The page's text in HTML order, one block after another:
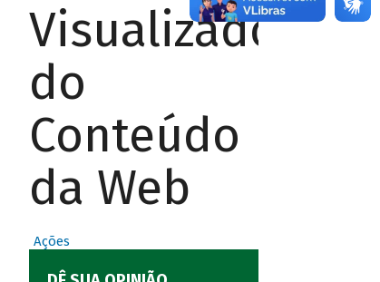
Visualizador
do
Conteúdo
da Web
Ações